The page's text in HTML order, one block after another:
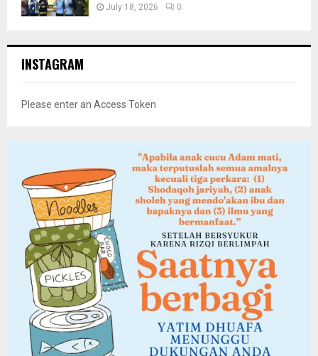
July 18, 2026 0
INSTAGRAM
Please enter an Access Token